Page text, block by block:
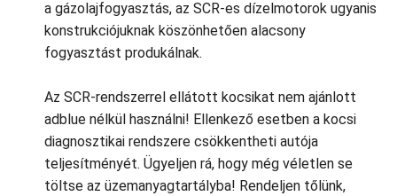
a gázolajfogyasztás, az SCR-es dízelmotorok ugyanis
konstrukciójuknak köszönhetően alacsony
fogyasztást produkálnak.
Az SCR-rendszerrel ellátott kocsikat nem ajánlott
adblue nélkül használni! Ellenkező esetben a kocsi
diagnosztikai rendszere csökkentheti autója
teljesítményét. Ügyeljen rá, hogy még véletlen se
töltse az üzemanyagtartályba! Rendeljen tőlünk,